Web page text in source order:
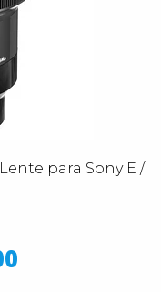
para Sony E /